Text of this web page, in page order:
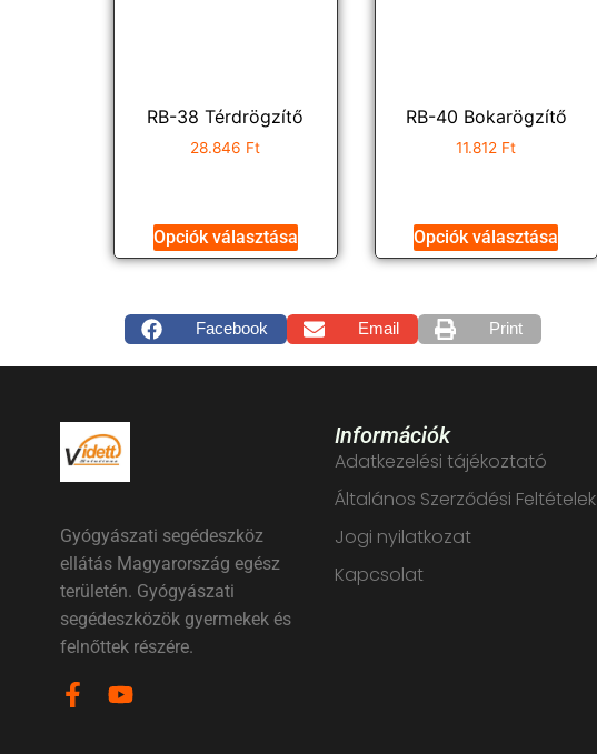
RB-38 Térdrögzítő
28.846 Ft
Opciók választása
RB-40 Bokarögzítő
11.812 Ft
Opciók választása
Facebook Email Print
Gyógyászati segédeszköz
ellátás Magyarország egész
területén. Gyógyászati
segédeszközök gyermekek és
felnőttek részére.
Információk
Adatkezelési tájékoztató
Általános Szerződési Feltételek
Jogi nyilatkozat
Kapcsolat